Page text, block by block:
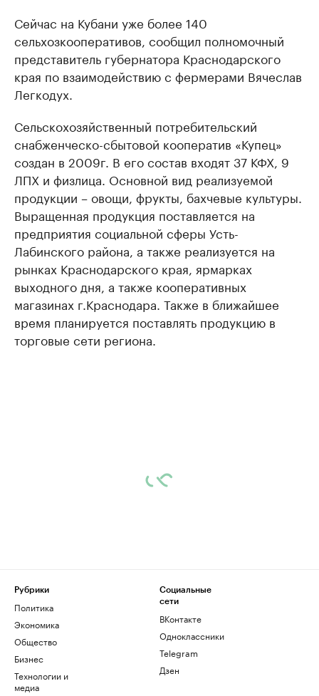
Сейчас на Кубани уже более 140
сельхозкооперативов, сообщил полномочный
представитель губернатора Краснодарского
края по взаимодействию с фермерами Вячеслав
Легкодух.
Сельскохозяйственный потребительский
снабженческо-сбытовой кооператив «Купец»
создан в 2009г. В его состав входят 37 КФХ, 9
ЛПХ и физлица. Основной вид реализуемой
продукции – овощи, фрукты, бахчевые культуры.
Выращенная продукция поставляется на
предприятия социальной сферы Усть-
Лабинского района, а также реализуется на
рынках Краснодарского края, ярмарках
выходного дня, а также кооперативных
магазинах г.Краснодара. Также в ближайшее
время планируется поставлять продукцию в
торговые сети региона.
Рубрики
Политика
Экономика
Общество
Бизнес
Технологии и
медиа
Социальные
сети
ВКонтакте
Одноклассники
Telegram
Дзен